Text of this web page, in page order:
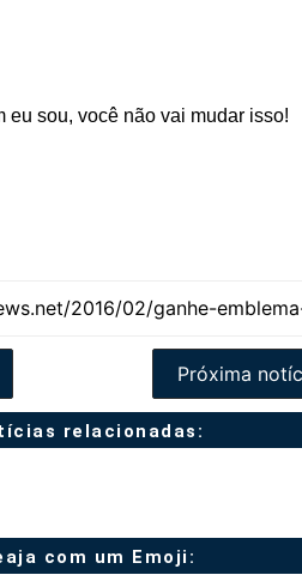
eu sou, você não vai mudar isso!
Próxima
relacionadas:
com um Emoji: